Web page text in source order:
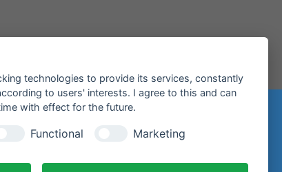
technologies to provide its services, constantly
to users' interests. I agree to this and can
with effect for the future.
Functional Marketing